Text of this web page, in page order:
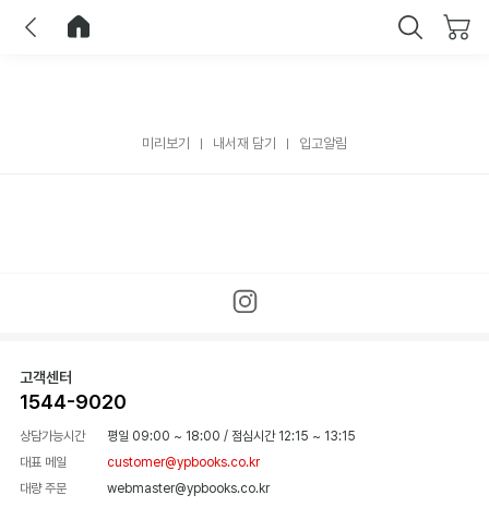
미리보기 내서재 담기 입고알림
고객센터
1544-9020
상담가능시간 평일 09:00 ~ 18:00 / 점심시간 12:15 ~ 13:15
대표 메일
customer@ypbooks.co.kr
대량 주문
webmaster@ypbooks.co.kr